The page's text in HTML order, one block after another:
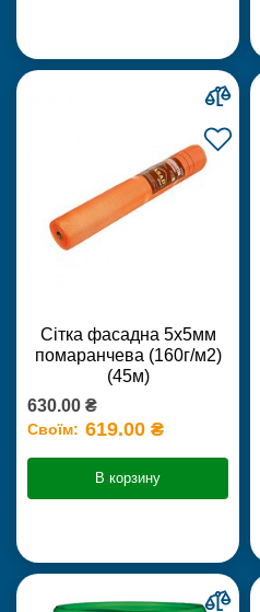
Сітка фасадна 5х5мм
помаранчева (160г/м2)
(45м)
630.00 ₴
Своїм: 619.00 ₴
В корзину